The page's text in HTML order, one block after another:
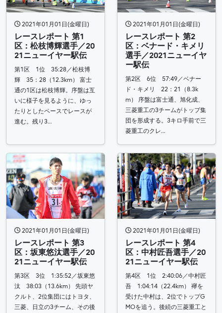
2021年01月01日(金曜日)
レースレポート 第1
区：松枝博輝選手／20
21ニューイヤー駅伝
第1区 1位 35:28／松枝博
輝 35：28（12.3km） 富士
通の1区は松枝博輝。序盤は互
いに様子を見るように、ゆっ
たりとしたペースでレースが
進む。残り3…
2021年01月01日(金曜日)
レースレポート 第2
区：ベナード・キメリ
選手／2021ニューイヤ
ー駅伝
第2区 6位 57:49／ベナー
ド・キメリ 22：21（8.3k
m） 序盤は富士通、旭化成、
三菱重工の3チームがトップ集
団を形成する。3キロ手前で三
菱重工のクレ…
2021年01月01日(金曜日)
レースレポート 第3
区：坂東悠汰選手／20
21ニューイヤー駅伝
第3区 3位 1:35:52／坂東悠
汰 38:03（13.6km） 先頭ヤ
クルト、2位集団にはトヨタ、
三菱、日立の3チーム、その後
2021年01月01日(金曜日)
レースレポート 第4
区：中村匠吾選手／20
21ニューイヤー駅伝
第4区 1位 2:40:06／中村匠
吾 1:04:14（22.4km） 襷を
受けた中村は、2位でトップG
MOを追う。後続の三菱重工と